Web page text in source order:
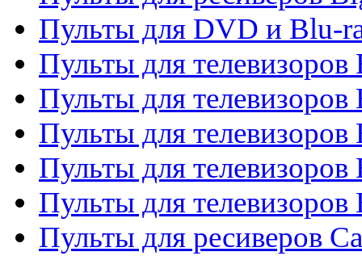
Пульты для DVD и Blu-
Пульты для телевизоров
Пульты для телевизоров
Пульты для телевизоров
Пульты для телевизоров
Пульты для телевизоров
Пульты для ресиверов